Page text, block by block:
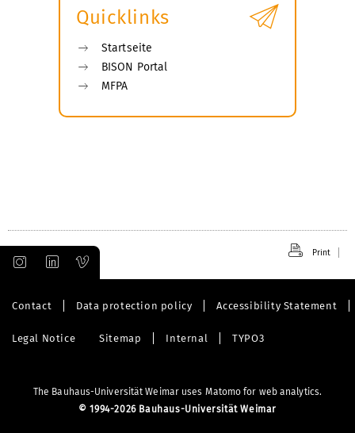
Quicklinks
Startseite
BISON Portal
MFPA
Print
Contact Data protection policy Accessibility Statement
Legal Notice Sitemap Internal TYPO3
The Bauhaus-Universität Weimar uses Matomo for web analytics.
© 1994-2026 Bauhaus-Universität Weimar